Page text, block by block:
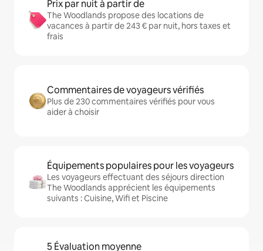
Prix par nuit à partir de
The Woodlands propose des locations de
vacances à partir de 243 € par nuit, hors taxes et
frais
Commentaires de voyageurs vérifiés
Plus de 230 commentaires vérifiés pour vous
aider à choisir
Équipements populaires pour les voyageurs
Les voyageurs effectuant des séjours direction
The Woodlands apprécient les équipements
suivants : Cuisine, Wifi et Piscine
5 Évaluation moyenne